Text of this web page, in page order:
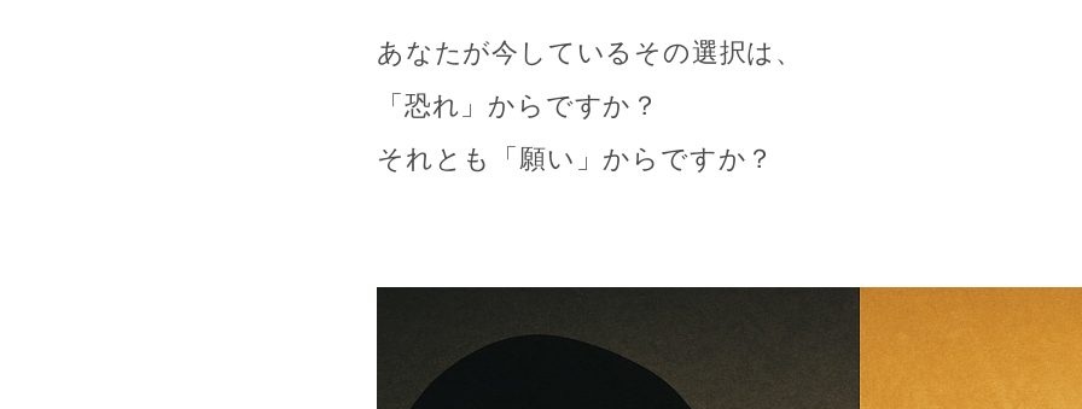
あなたが今しているその選択は、
「恐れ」からですか？
それとも「願い」からですか？